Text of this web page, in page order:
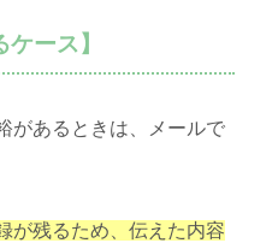
ース】
があるときは、メールで
が残るため、伝えた内容